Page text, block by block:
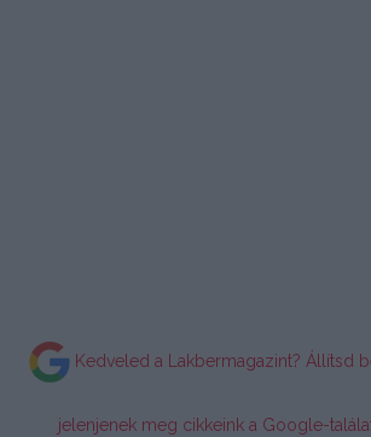
Kedveled a Lakbermagazint? Állítsd
jelenjenek meg cikkeink a Google-